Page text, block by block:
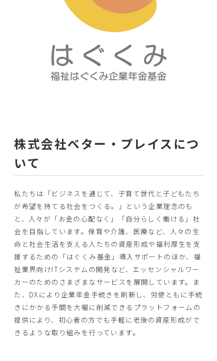
株式会社ベター・プレイスにつ
いて
私たちは「ビジネスを通じて、子育て世代と子どもたち
が希望を持てる社会をつくる。」という企業理念のも
と、人々が「お金の心配なく」「自分らしく働ける」社
会を目指しています。保育や介護、医療など、人々の生
命と社会生活を支える人たちの資産形成や福利厚生を支
援するための「はぐくみ基金」導入サポートのほか、福
祉業界向けITシステムの開発など、エッセンシャルワー
カーのためのさまざまなサービスを展開しています。ま
た、DXにより企業年金手続きを刷新し、労使ともに手続
きにかかる手間を大幅に削減できるプラットフォームの
提供により、初心者の方でも手軽に老後の資産形成がで
きるような取り組みを行っています。